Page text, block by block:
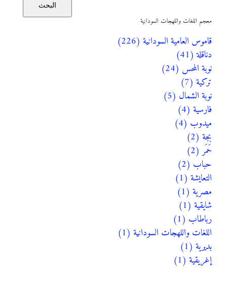
البحث
معجم اللغات واللهجات السودانية
قاموس العامية السودانية (226)
دناقلة (41)
نوبة المحس (24)
تركية (7)
نوبة الشمال (5)
فارسية (4)
ميدوب (4)
بجة (2)
حَمَر (2)
حباب (2)
التعايشة (1)
مصرية (1)
شايقية (1)
رباطاب (1)
اللغات واللهجات السودانية (1)
بديرية (1)
إغريقية (1)